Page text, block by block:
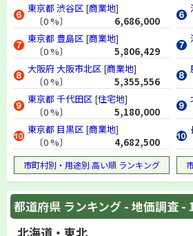
東京都 渋谷区 [商業地]
〔0 %〕
6,686,000
東京都 豊島区 [商業地]
〔0 %〕
5,806,429
大阪府大阪市北区 [商業地]
〔0 %〕
5,355,556
東京都 千代田区 [住宅地]
〔0 %〕
5,180,000
東京都 目黒区 [商業地]
〔0 %〕
4,682,500
市町村別・用途別 高い順 ランキング
都道府県 ランキング - 地価調査 -
北海道・東北